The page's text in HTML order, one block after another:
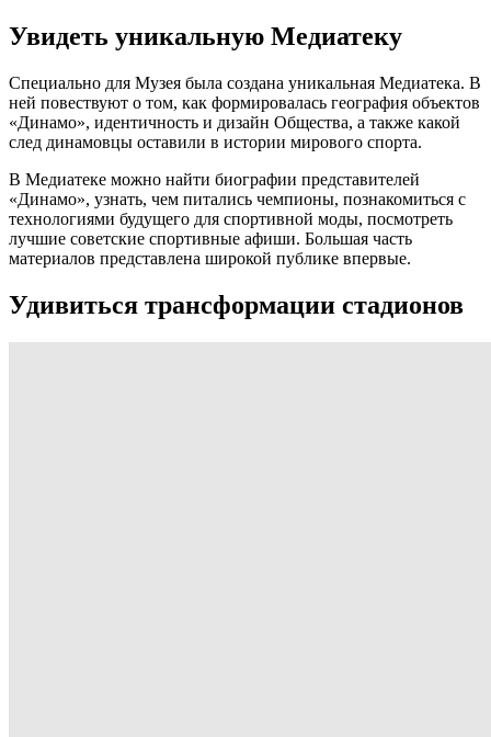
Увидеть уникальную Медиатеку
Специально для Музея была создана уникальная Медиатека. В
ней повествуют о том, как формировалась география объектов
«Динамо», идентичность и дизайн Общества, а также какой
след динамовцы оставили в истории мирового спорта.
В Медиатеке можно найти биографии представителей
«Динамо», узнать, чем питались чемпионы, познакомиться с
технологиями будущего для спортивной моды, посмотреть
лучшие советские спортивные афиши. Большая часть
материалов представлена широкой публике впервые.
Удивиться трансформации стадионов